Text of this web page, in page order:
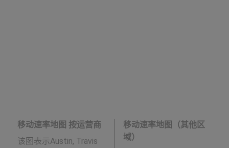
移动速率地图 按运营商
该图表示Austin, Travis
移动速率地图（其他区
域）